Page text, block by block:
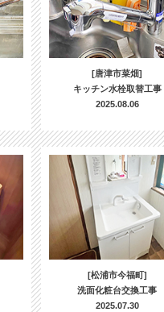
[唐津市菜畑]
キッチン水栓取替工事
2025.08.06
[松浦市今福町]
洗面化粧台交換工事
2025.07.30